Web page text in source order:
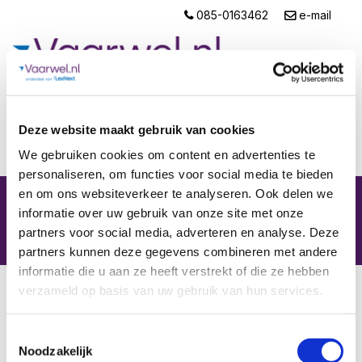
Deze website maakt gebruik van cookies
We gebruiken cookies om content en advertenties te
personaliseren, om functies voor social media te bieden
en om ons websiteverkeer te analyseren. Ook delen we
informatie over uw gebruik van onze site met onze
partners voor social media, adverteren en analyse. Deze
partners kunnen deze gegevens combineren met andere
informatie die u aan ze heeft verstrekt of die ze hebben
verzameld op basis van uw gebruik van hun services.
Noodzakelijk
085-0163462 e-mail
Home Inloggen
Intake Aangifte erfbelasting
erfbelasting. Wij zorgen voor een juiste aangifte
waarbij je zo min mogelijk erfbelasting hoeft te betalen.